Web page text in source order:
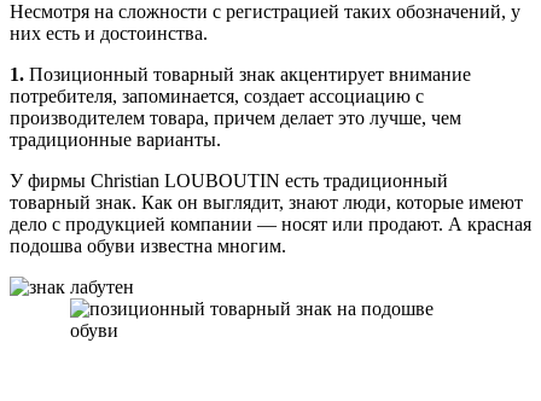
Несмотря на сложности с регистрацией таких обозначений, у
них есть и достоинства.
1. Позиционный товарный знак акцентирует внимание
потребителя, запоминается, создает ассоциацию с
производителем товара, причем делает это лучше, чем
традиционные варианты.
У фирмы Christian LOUBOUTIN есть традиционный
товарный знак. Как он выглядит, знают люди, которые имеют
дело с продукцией компании — носят или продают. А красная
подошва обуви известна многим.